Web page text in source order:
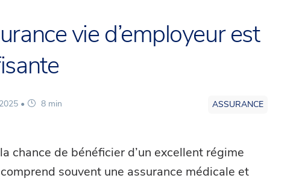
vie d’employeur est
• 8 min ASSURANCE
chance de bénéficier d’un excellent régime
souvent une assurance médicale et